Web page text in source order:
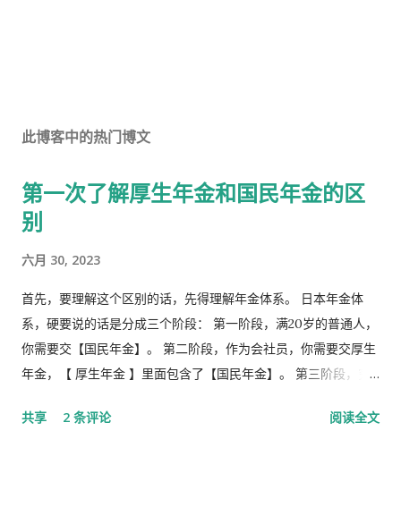
此博客中的热门博文
第一次了解厚生年金和国民年金的区
别
六月 30, 2023
首先，要理解这个区别的话，先得理解年金体系。 日本年金体
系，硬要说的话是分成三个阶段： 第一阶段，满20岁的普通人，
你需要交【国民年金】。 第二阶段，作为会社员，你需要交厚生
年金，【 厚生年金 】里面包含了【国民年金】。 第三阶段，究
槽的。 第1号被保险者：20岁以上60岁未满农业者，自营业者，
共享 2 条评论 阅读全文